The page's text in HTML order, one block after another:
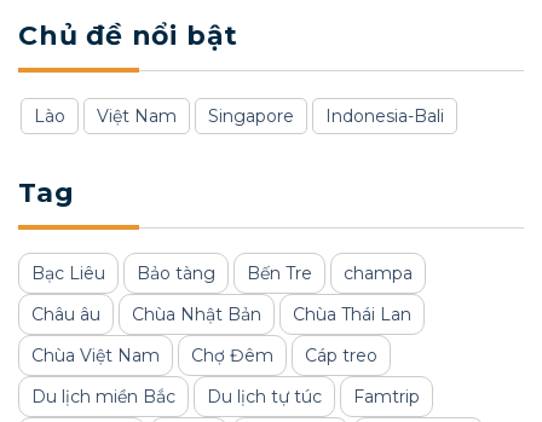
Chủ đề nổi bật
Lào Việt Nam Singapore Indonesia-Bali
Tag
Bạc Liêu Bảo tàng Bến Tre
champa
Châu âu
Chùa Nhật Bản
Chùa Thái Lan
Chùa Việt Nam
Chợ Đêm
Cáp treo
Du lịch miền Bắc
Du lịch tự túc
Famtrip